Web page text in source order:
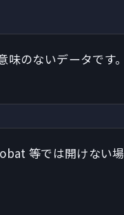
味のないデータです。
等では開けない場